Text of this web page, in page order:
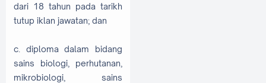
dari 18 tahun pada tarikh
tutup iklan jawatan; dan
c. diploma dalam bidang
sains biologi, perhutanan,
mikrobiologi, sains